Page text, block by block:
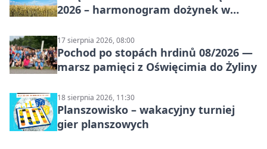
2026 – harmonogram dożynek w
17 sierpnia 2026, 08:00
Pochod po stopách hrdinů 08/2026 —
marsz pamięci z Oświęcimia do Żyliny
18 sierpnia 2026, 11:30
Planszowisko – wakacyjny turniej
gier planszowych